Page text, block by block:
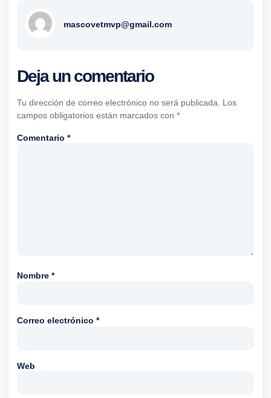
mascovetmvp@gmail.com
Deja un comentario
Tu dirección de correo electrónico no será publicada.
Los
campos obligatorios están marcados con *
Comentario *
Nombre *
Correo electrónico *
Web